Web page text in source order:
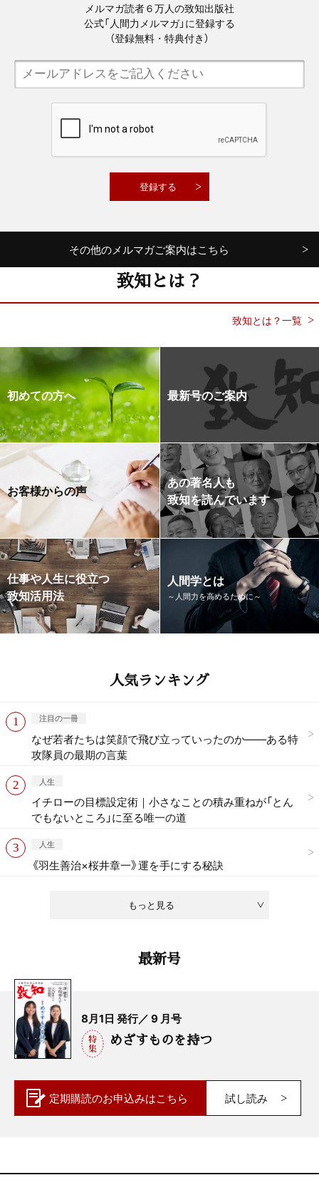
メルマガ読者６万人の致知出版社
公式「人間力メルマガ」に登録する
（登録無料・特典付き）
その他のメルマガご案内はこちら
致知とは？
致知とは？一覧
初めての方へ 最新号のご案内
お客様からの声
あの著名人も
致知を読んでいます
仕事や人生に役立つ
致知活用法
人間学とは
～人間力を高めるために～
人気ランキング
もっと見る
注目の一冊
なぜ若者たちは笑顔で飛び立っていったのか——ある特
攻隊員の最期の言葉
人生
イチローの目標設定術｜小さなことの積み重ねが「とん
でもないところ」に至る唯一の道
人生
《羽生善治×桜井章一》運を手にする秘訣
最新号
8月1日 発行／ 9 月号
めざすものを持つ
定期購読のお申込みはこちら 試し読み